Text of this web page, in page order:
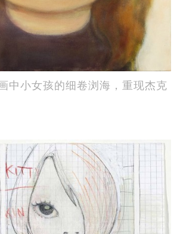
中小女孩的细卷浏海，重现杰克